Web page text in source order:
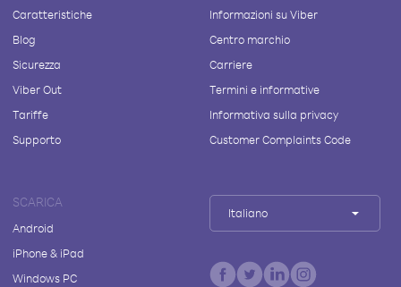
Caratteristiche
Blog
Sicurezza
Viber Out
Tariffe
Supporto
Informazioni su Viber
Centro marchio
Carriere
Termini e informative
Informativa sulla privacy
Customer Complaints Code
SCARICA
Android
iPhone & iPad
Windows PC
Italiano